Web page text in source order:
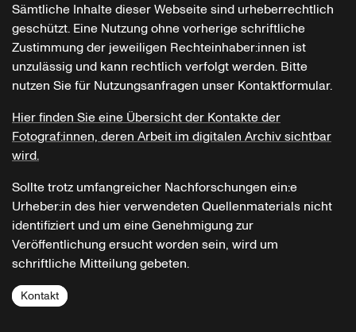
Sämtliche Inhalte dieser Webseite sind urheberrechtlich
geschützt. Eine Nutzung ohne vorherige schriftliche
Zustimmung der jeweiligen Rechteinhaber:innen ist
unzulässig und kann rechtlich verfolgt werden. Bitte
nutzen Sie für Nutzungsanfragen unser Kontaktformular.
Hier finden Sie eine Übersicht der Kontakte der
Fotograf:innen, deren Arbeit im digitalen Archiv sichtbar
wird.
Sollte trotz umfangreicher Nachforschungen ein:e
Urheber:in des hier verwendeten Quellenmaterials nicht
identifiziert und um eine Genehmigung zur
Veröffentlichung ersucht worden sein, wird um
schriftliche Mitteilung gebeten.
Kontakt